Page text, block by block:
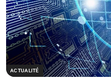
ACTUALITÉ